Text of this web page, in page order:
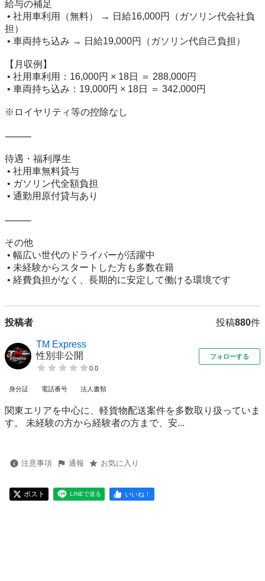
給与の補足
担）
【月収例】
※ロイヤリティ等の控除なし
⸻
待遇・福利厚生
⸻
その他
• 経費負担がなく、長期的に安定して働ける環境です
投稿者 投稿880件
TM Express
性別非公開
0.0
フォローする
身分証 電話番号 法人書類
関東エリアを中心に、軽貨物配送案件を多数取り扱っていま
す。 未経験の方から経験者の方まで、安...
注意事項 通報 お気に入り
ポスト LINEで送る いいね！